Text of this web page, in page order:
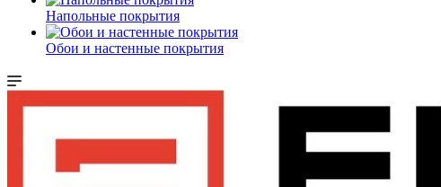
Напольные покрытия
Обои и настенные покрытия